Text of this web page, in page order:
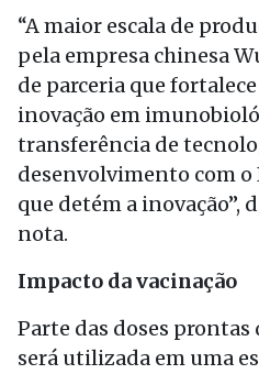
“A maior escala de
pela empresa chinesa
de parceria que
inovação em
transferência de
desenvolvimento com
que detém a inovação”,
nota.
Impacto da vacinação
Parte das doses
será utilizada em uma